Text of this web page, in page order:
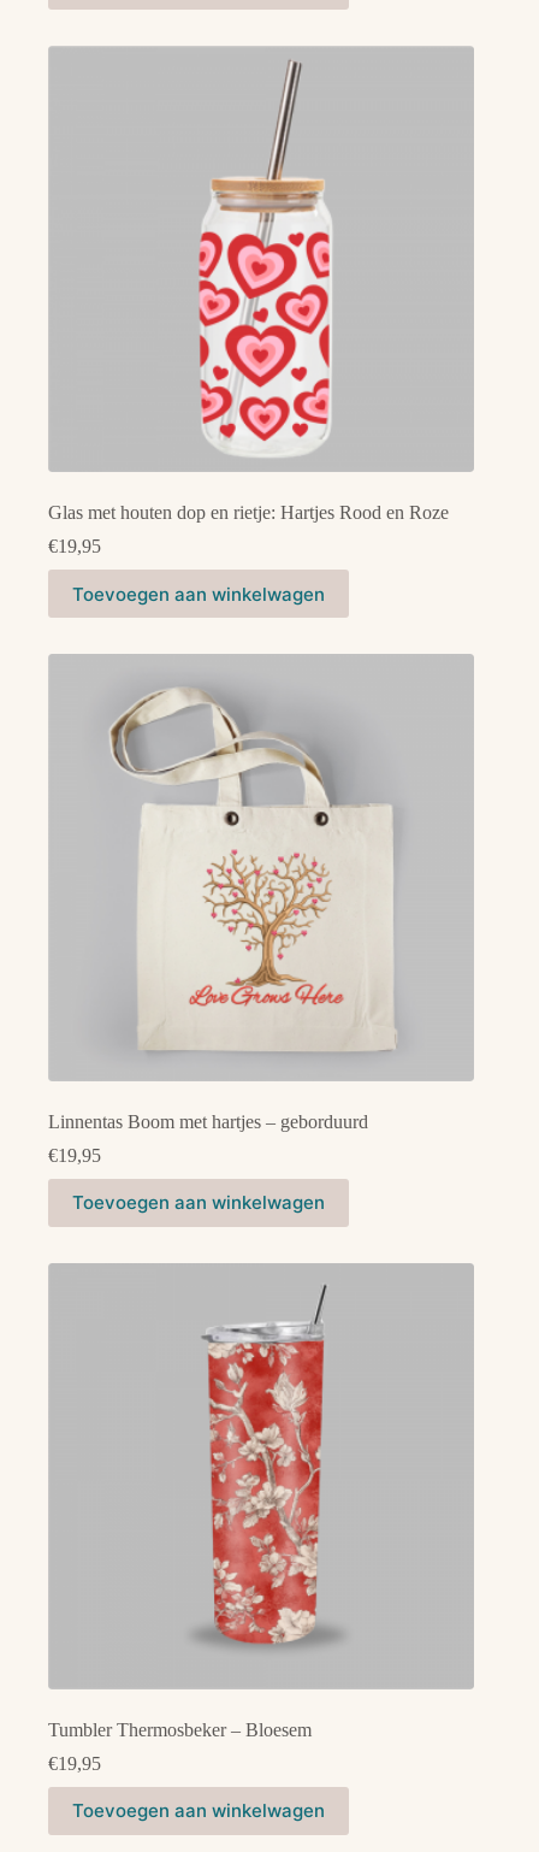
Glas met houten dop en rietje: Hartjes Rood en Roze
€19,95
Toevoegen aan winkelwagen
Linnentas Boom met hartjes – geborduurd
€19,95
Toevoegen aan winkelwagen
Tumbler Thermosbeker – Bloesem
€19,95
Toevoegen aan winkelwagen